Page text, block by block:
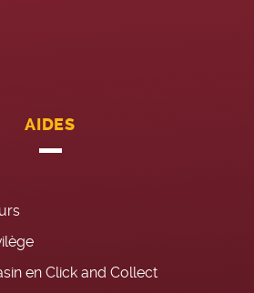
AIDES
en Click and Collect